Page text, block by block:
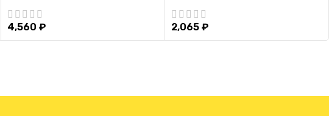
резиновой подставке
(Белый)
4,560₽ 2,065 ₽